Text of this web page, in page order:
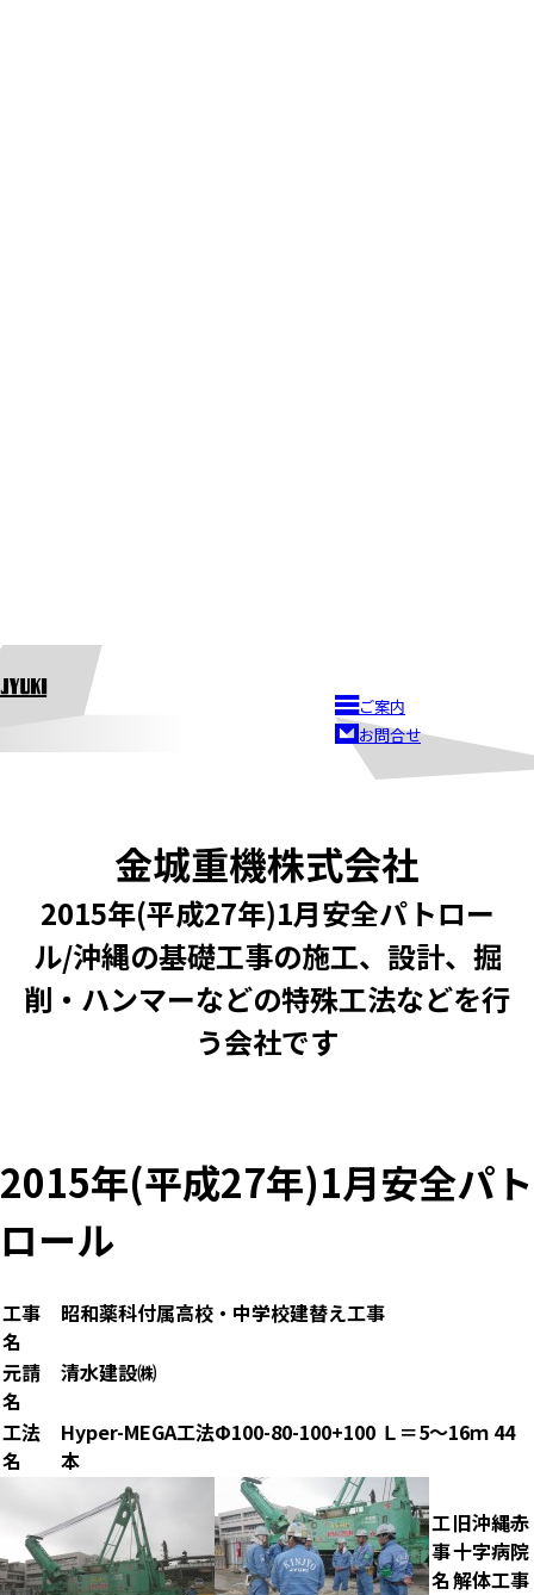
金城重機株式会社
2015年(平成27年)1月安全パトロー
ル/沖縄の基礎工事の施工、設計、掘
削・ハンマーなどの特殊工法などを行
う会社です
2015年(平成27年)1月安全パト
ロール
工事
名
昭和薬科付属高校・中学校建替え工事
元請
名
清水建設㈱
工法
名
Hyper-MEGA工法Ф100-80-100+100 Ｌ＝5～16ｍ 44
本
工
事
名
旧沖縄赤
十字病院
解体工事
ご案内
お問合せ